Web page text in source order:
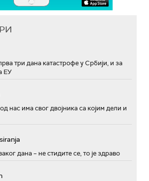
три дана катастрофе у Србији, и за
ЕУ
нас има свог двојника са којим дели и
дана – не стидите се, то је здраво